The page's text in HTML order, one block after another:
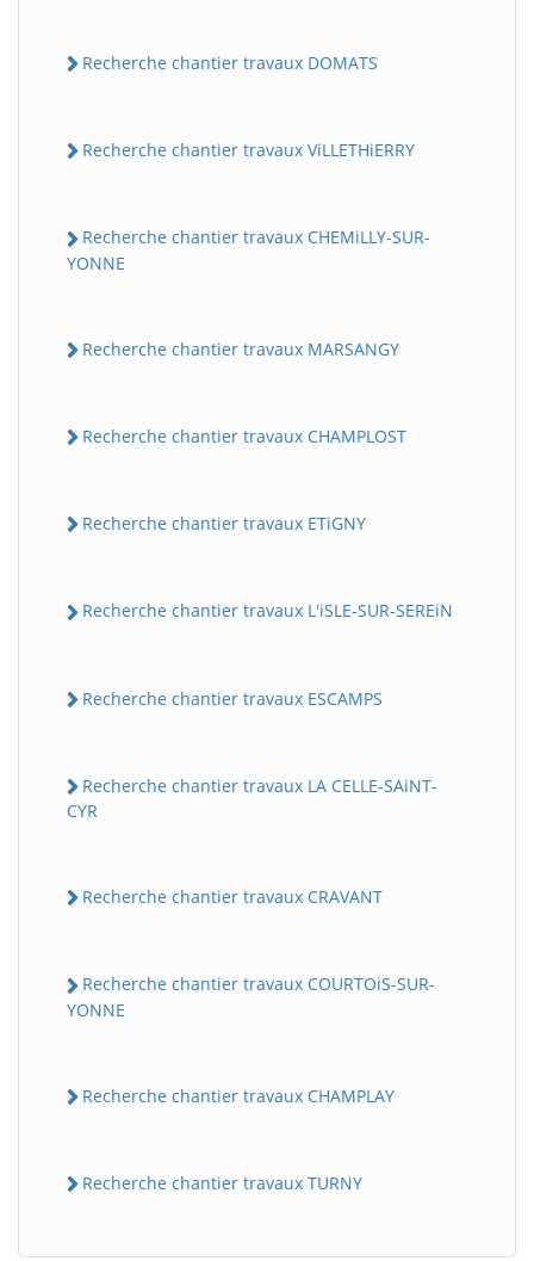
Recherche chantier travaux DOMATS
Recherche chantier travaux ViLLETHiERRY
Recherche chantier travaux CHEMiLLY-SUR-
YONNE
Recherche chantier travaux MARSANGY
Recherche chantier travaux CHAMPLOST
Recherche chantier travaux ETiGNY
Recherche chantier travaux L'iSLE-SUR-SEREiN
Recherche chantier travaux ESCAMPS
Recherche chantier travaux LA CELLE-SAiNT-
CYR
Recherche chantier travaux CRAVANT
Recherche chantier travaux COURTOiS-SUR-
YONNE
Recherche chantier travaux CHAMPLAY
Recherche chantier travaux TURNY